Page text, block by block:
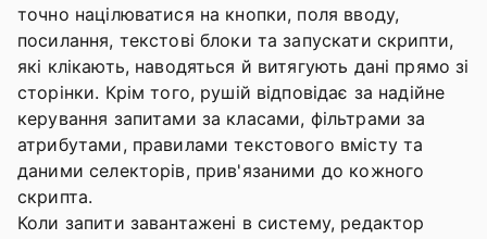
точно націлюватися на кнопки, поля вводу,
посилання, текстові блоки та запускати скрипти,
які клікають, наводяться й витягують дані прямо зі
сторінки. Крім того, рушій відповідає за надійне
керування запитами за класами, фільтрами за
атрибутами, правилами текстового вмісту та
даними селекторів, прив'язаними до кожного
скрипта.
Коли запити завантажені в систему, редактор